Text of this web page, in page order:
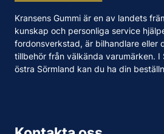
Kransens Gummi är en av landets
kunskap och personliga service
fordonsverkstad, är bilhandlare
tillbehör från välkända varumärken.
östra Sörmland kan du ha din